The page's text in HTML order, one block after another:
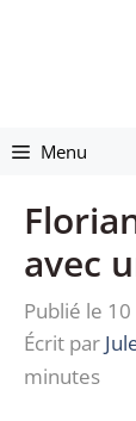
Menu
avec
Publié le
Écrit par
minutes